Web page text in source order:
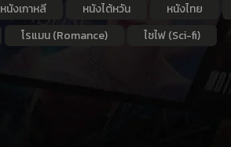
หนังเกาหลี หนังไต้หวัน หนังไทย
โรแมน (Romance) ไซไฟ (Sci-fi)